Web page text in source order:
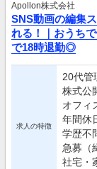
Apollon株式会社
SNS動画の編集
れる！｜おうち
で18時退勤◎
求人の特徴
20代管
株式公
オフィ
年間休
学歴不
急募（
社宅・